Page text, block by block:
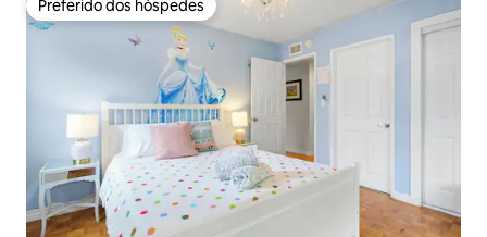
Preferido dos hóspedes
Preferido dos hóspedes